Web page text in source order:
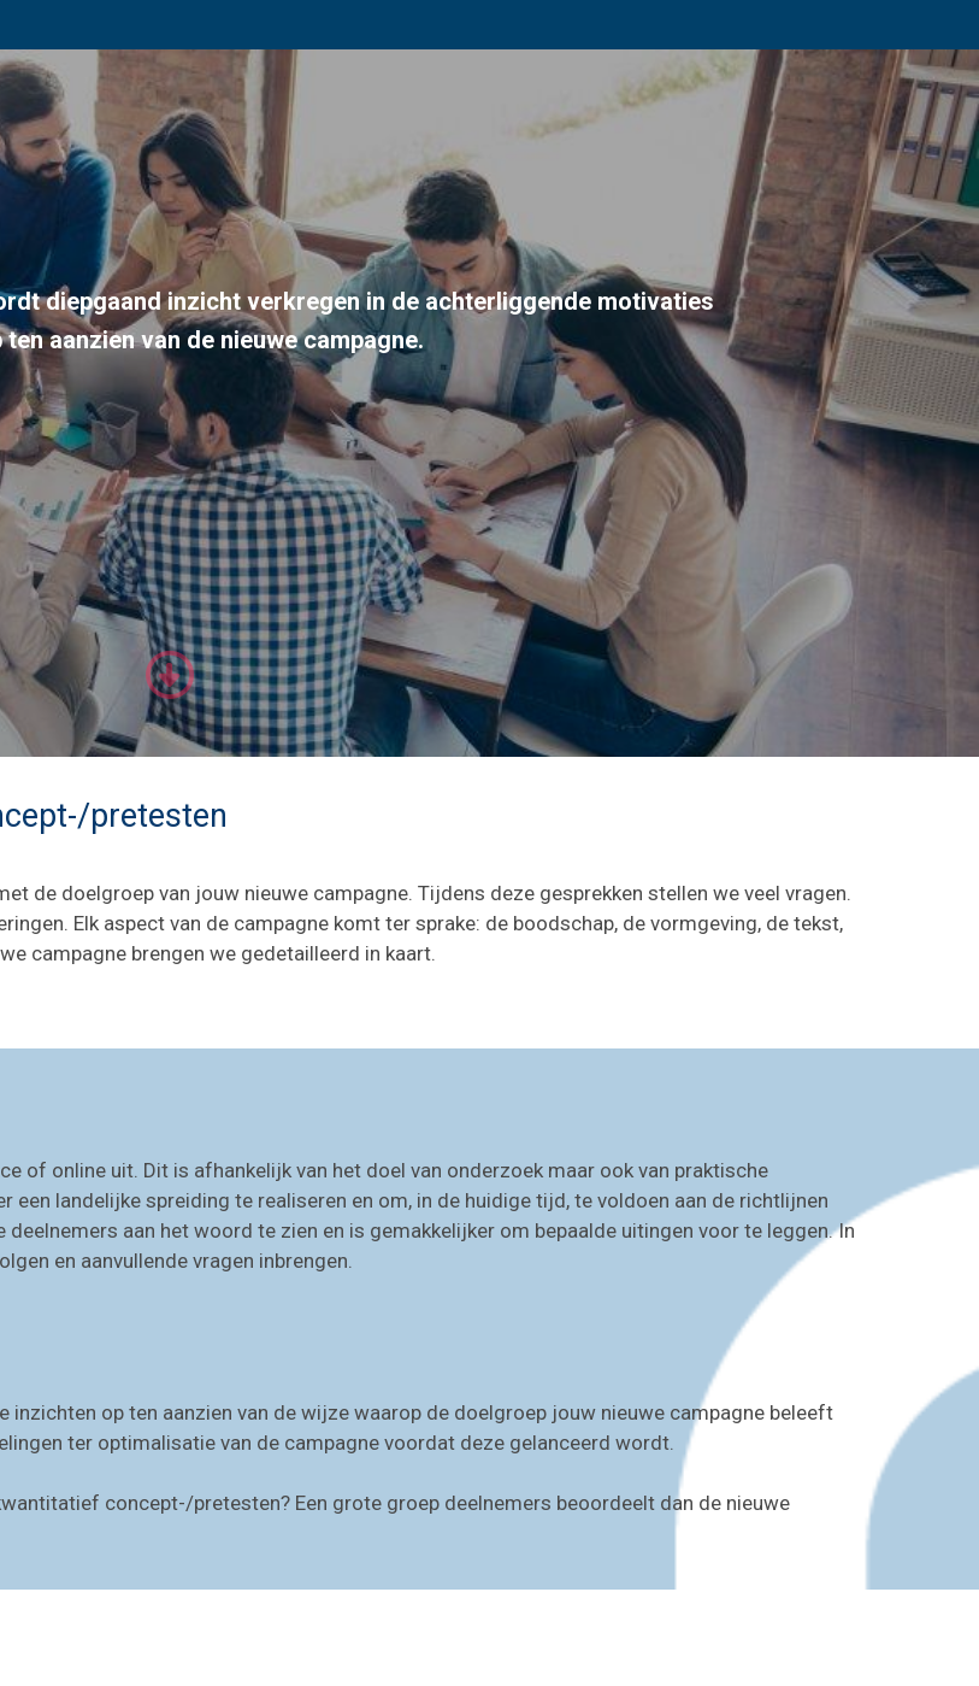
diepgaand inzicht verkregen in de achterliggende motivaties
aanzien van de nieuwe campagne.
pretesten
de doelgroep van jouw nieuwe campagne. Tijdens deze gesprekken stellen we veel vragen.
Elk aspect van de campagne komt ter sprake: de boodschap, de vormgeving, de tekst,
campagne brengen we gedetailleerd in kaart.
of online uit. Dit is afhankelijk van het doel van onderzoek maar ook van praktische
landelijke spreiding te realiseren en om, in de huidige tijd, te voldoen aan de richtlijnen
aan het woord te zien en is gemakkelijker om bepaalde uitingen voor te leggen. In
en aanvullende vragen inbrengen.
op ten aanzien van de wijze waarop de doelgroep jouw nieuwe campagne beleeft
ter optimalisatie van de campagne voordat deze gelanceerd wordt.
concept-/pretesten? Een grote groep deelnemers beoordeelt dan de nieuwe